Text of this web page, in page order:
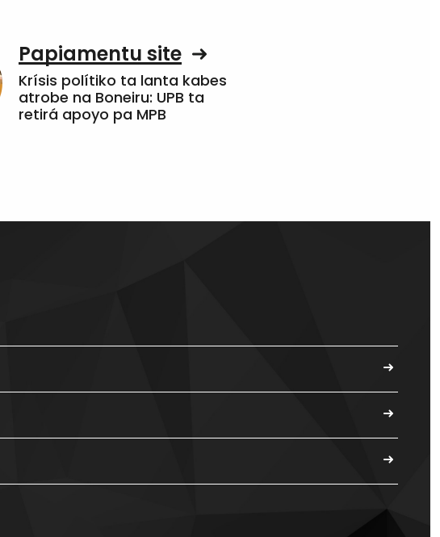
Papiamentu site
Krísis polítiko ta lanta kabes
atrobe na Boneiru: UPB ta
retirá apoyo pa MPB